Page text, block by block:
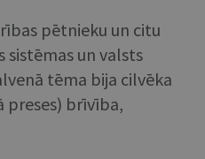
pētnieku un citu
un valsts
tēma bija cilvēka
preses) brīvība,